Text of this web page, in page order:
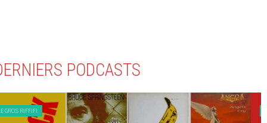
PODCASTS
LE GROS RIFFIFI